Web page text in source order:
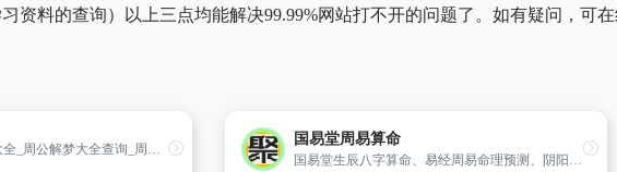
资料的查询）以上三点均能解决99.99%网站打不开的问题了。如有疑问，可
国易堂周易算命
国易堂生辰八字算命、易经周易命理预测、阴阳五行八卦、四柱批八字命理占卜大全,八字合婚配对匹配,五行缺什么查询,六十甲子纳音五行测人生财运事业算命准的网站。